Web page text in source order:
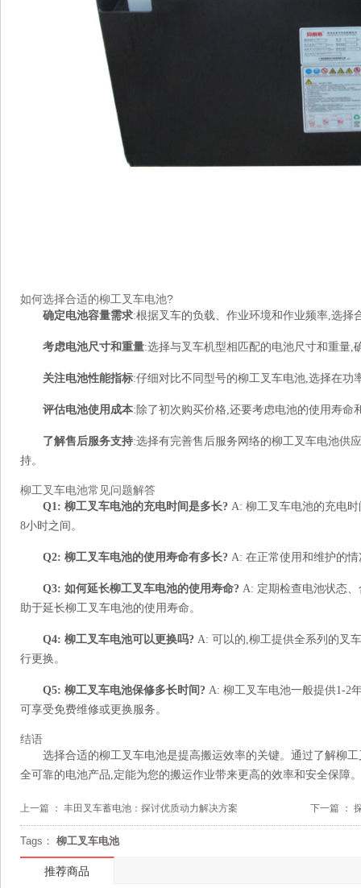
如何选择合适的柳工叉车电池?
确定电池容量需求:根据叉车的负载、作业环境和作业频率,选择
考虑电池尺寸和重量:选择与叉车机型相匹配的电池尺寸和重量,
关注电池性能指标:仔细对比不同型号的柳工叉车电池,选择在功
评估电池使用成本:除了初次购买价格,还要考虑电池的使用寿命
了解售后服务支持:选择有完善售后服务网络的柳工叉车电池供
持。
柳工叉车电池常见问题解答
Q1: 柳工叉车电池的充电时间是多长? A: 柳工叉车电池的充电
8小时之间。
Q2: 柳工叉车电池的使用寿命有多长? A: 在正常使用和维护的
Q3: 如何延长柳工叉车电池的使用寿命? A: 定期检查电池状态
助于延长柳工叉车电池的使用寿命。
Q4: 柳工叉车电池可以更换吗? A: 可以的,柳工提供全系列的叉
行更换。
Q5: 柳工叉车电池保修多长时间? A: 柳工叉车电池一般提供1-2
可享受免费维修或更换服务。
结语
选择合适的柳工叉车电池是提高搬运效率的关键。通过了解柳
全可靠的电池产品,定能为您的搬运作业带来更高的效率和安全保障
上一篇 ： 丰田叉车蓄电池：探讨优质动力解决方案 下一篇 ：
Tags： 柳工叉车电池
推荐商品